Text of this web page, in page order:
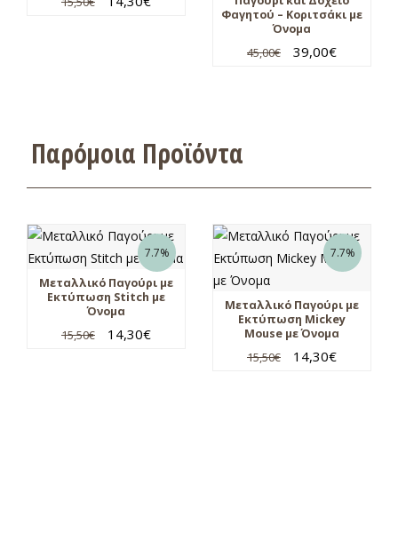
Φαγητού – Κοριτσάκι με
Όνομα
45,00€ 39,00€
Παρόμοια Προϊόντα
7.7%
Μεταλλικό Παγούρι με
Εκτύπωση Stitch με
Όνομα
15,50€ 14,30€
7.7%
Μεταλλικό Παγούρι με
Εκτύπωση Mickey
Mouse με Όνομα
15,50€ 14,30€